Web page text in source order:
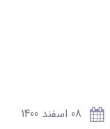
08 اسفند 1400